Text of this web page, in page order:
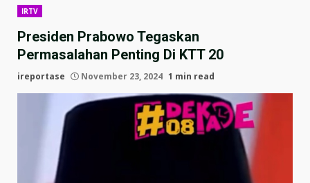
IRTV
Presiden Prabowo Tegaskan
Permasalahan Penting Di KTT 20
ireportase November 23, 2024 1 min read